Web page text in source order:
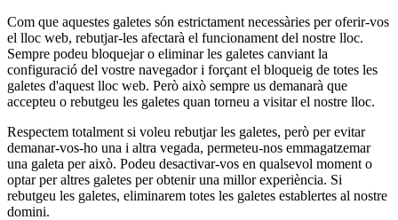
Com que aquestes galetes són estrictament necessàries per oferir-vos
el lloc web, rebutjar-les afectarà el funcionament del nostre lloc.
Sempre podeu bloquejar o eliminar les galetes canviant la
configuració del vostre navegador i forçant el bloqueig de totes les
galetes d'aquest lloc web. Però això sempre us demanarà que
accepteu o rebutgeu les galetes quan torneu a visitar el nostre lloc.
Respectem totalment si voleu rebutjar les galetes, però per evitar
demanar-vos-ho una i altra vegada, permeteu-nos emmagatzemar
una galeta per això. Podeu desactivar-vos en qualsevol moment o
optar per altres galetes per obtenir una millor experiència. Si
rebutgeu les galetes, eliminarem totes les galetes establertes al nostre
domini.